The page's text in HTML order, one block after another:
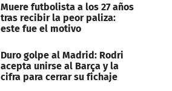
Muere futbolista a los 27 años
tras recibir la peor paliza:
este fue el motivo
Duro golpe al Madrid: Rodri
acepta unirse al Barça y la
cifra para cerrar su fichaje